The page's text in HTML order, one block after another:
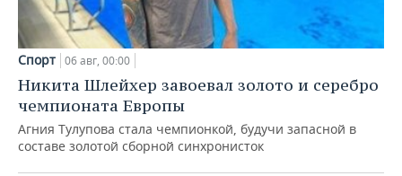
Спорт 06 авг, 00:00
Никита Шлейхер завоевал золото и серебро
чемпионата Европы
Агния Тулупова стала чемпионкой, будучи запасной в
составе золотой сборной синхронисток